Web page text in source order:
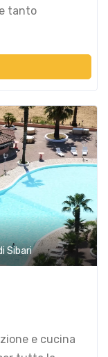
tanto
Sibari
e cucina